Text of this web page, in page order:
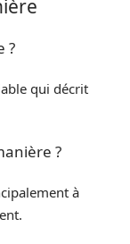
?
qui décrit
?
à